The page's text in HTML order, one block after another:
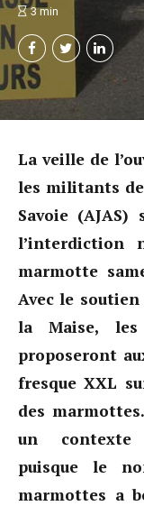
3min
La veille de
les militants de
Savoie
l’interdiction
marmotte
Avec le
la Maise, les
proposeront
fresque XXL
des
un contexte
puisque le
marmottes a